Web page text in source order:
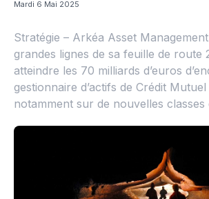
Mardi 6 Mai 2025
Stratégie – Arkéa Asset
grandes lignes de sa feuille de route
atteindre les 70 milliards d’euros
gestionnaire d’actifs de Crédit
notamment sur de nouvelles classes